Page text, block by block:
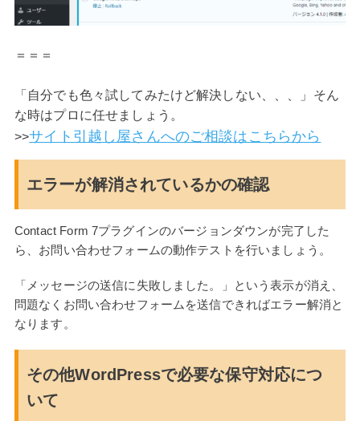
＝＝＝
「自分でも色々試してみたけど解決しない、、、」そん
な時はプロに任せましょう。
>>サイト引越し屋さんへのご相談はこちらから
エラーが解消されているかの確認
Contact Form 7プラグインのバージョンダウンが完了した
ら、お問い合わせフォームの動作テストを行いましょう。
「メッセージの送信に失敗しました。」という表示が消え、
問題なくお問い合わせフォームを送信できればエラー解消と
なります。
その他WordPressで必要な保守対応につ
いて